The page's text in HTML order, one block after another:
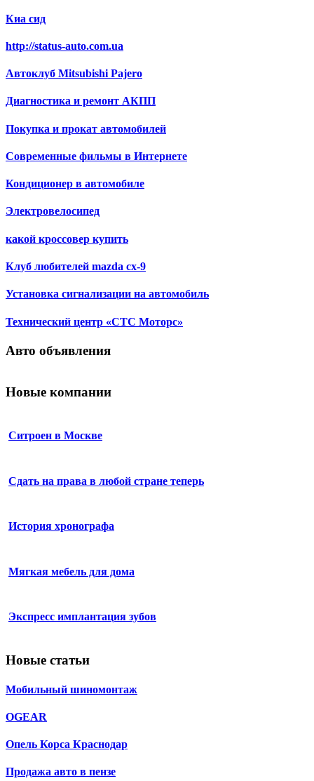
Киа сид
http://status-auto.com.ua
Автоклуб Mitsubishi Pajero
Диагностика и ремонт АКПП
Покупка и прокат автомобилей
Современные фильмы в Интернете
Кондиционер в автомобиле
Электровелосипед
какой кроссовер купить
Клуб любителей mazda cx-9
Установка сигнализации на автомобиль
Технический центр «СТС Моторс»
Авто объявления
Новые компании
Ситроен в Москве
Сдать на права в любой стране теперь
История хронографа
Мягкая мебель для дома
Экспресс имплантация зубов
Новые статьи
Мобильный шиномонтаж
OGEAR
Опель Корса Краснодар
Продажа авто в пензе